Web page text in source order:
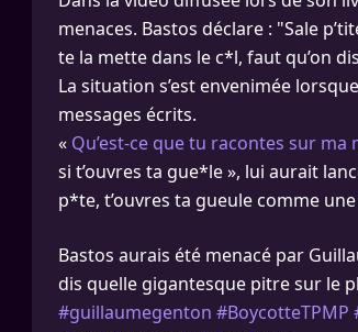
menaces. Bastos déclare : "Sale
te la mette dans le c*l, faut qu’on
La situation s’est envenimée
messages écrits.
« Qu’est-ce que tu racontes sur ma
si t’ouvres ta gue*le », lui aurait
p*te, t’ouvres ta gueule comme
Bastos aurais été menacé par
dis quelle gigantesque pitre sur le
#guillaumegenton #BoycotteTPMP